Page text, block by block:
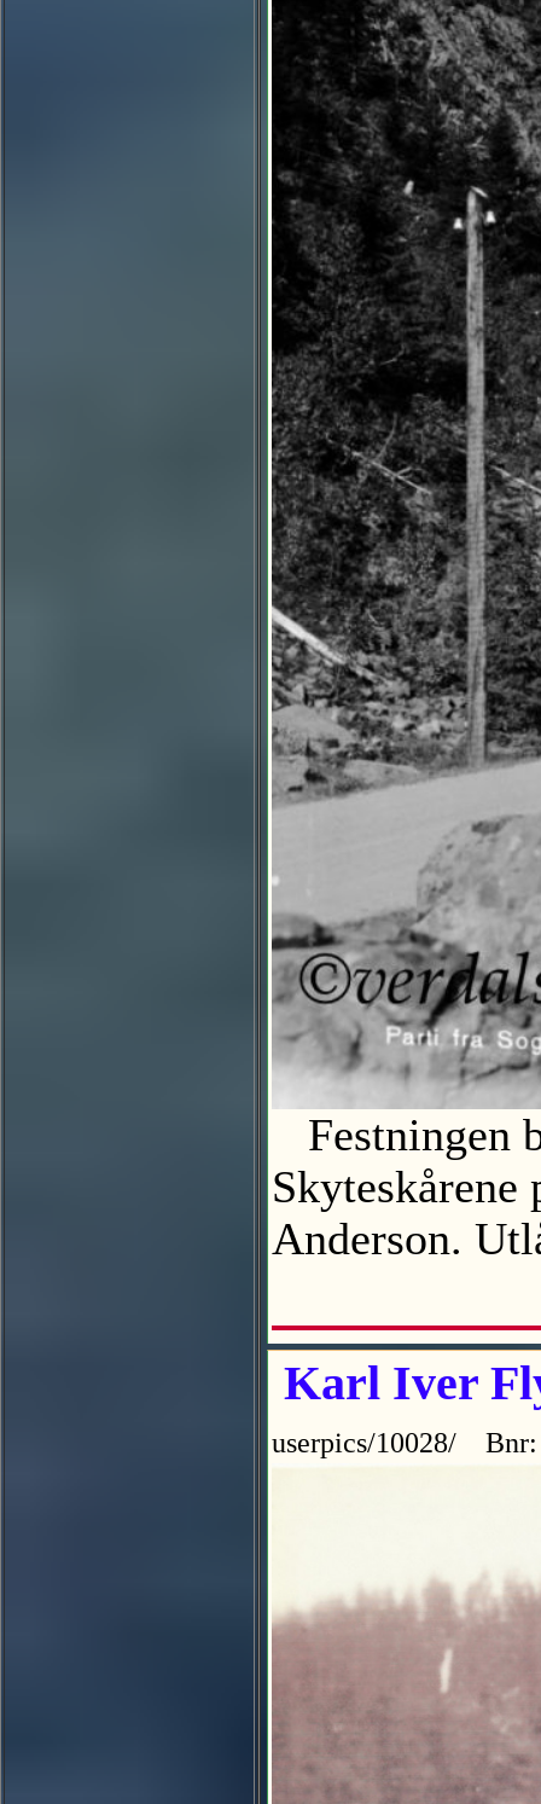
Festningen
Skyteskårene
Anderson.
Karl Iver
userpics/10028/ Bnr: